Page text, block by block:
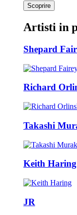
Scoprire
Artisti in
Shepard
Richard
Takashi
Keith Haring
JR